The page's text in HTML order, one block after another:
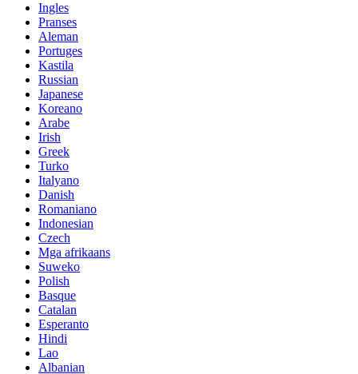
Ingles
Pranses
Aleman
Portuges
Kastila
Russian
Japanese
Koreano
Arabe
Irish
Greek
Turko
Italyano
Danish
Romaniano
Indonesian
Czech
Mga afrikaans
Suweko
Polish
Basque
Catalan
Esperanto
Hindi
Lao
Albanian